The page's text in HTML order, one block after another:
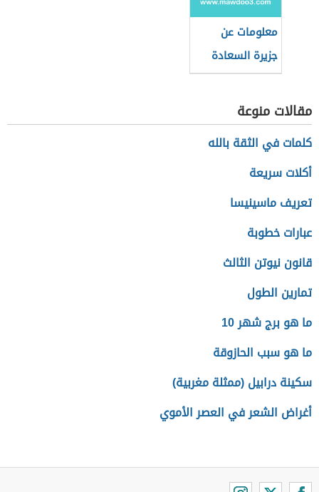
معلومات عن
جزيرة السعادة
مقالات منوعة
كلمات في الثقة بالله
أكلات سريعة
تعريف ماسينيسا
عبارات خطوبة
قانون نيوتن الثالث
تمارين الطول
ما هو برج شهر 10
ما هو سبب الحازوقة
سكينة درابيل (ممثلة مغربية)
أغراض الشعر في العصر الأموي